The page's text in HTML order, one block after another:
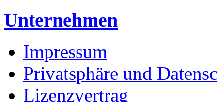
Unternehmen
Impressum
Privatsphäre und
Lizenzvertrag